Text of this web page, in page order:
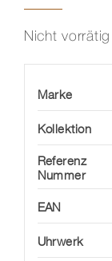
Nicht vorrätig
Marke
Kollektion
Referenz
Nummer
EAN
Uhrwerk